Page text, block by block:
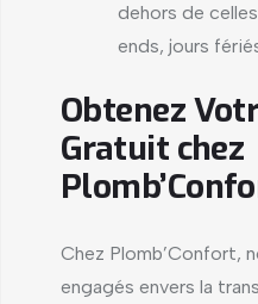
dehors de
ends, jours
Obtenez
Gratuit chez
Chez Plomb’Confort,
engagés envers la